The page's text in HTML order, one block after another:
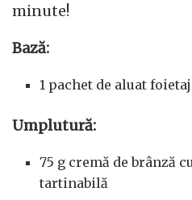
minute!
Bază:
1 pachet de aluat
Umplutură:
75 g cremă de brânză
tartinabilă